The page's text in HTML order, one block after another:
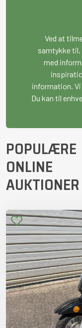
Ved at
samtykke
med
information.
Du kan til
POPULÆRE
ONLINE
AUKTIONER